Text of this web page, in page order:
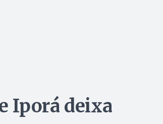
Iporá deixa